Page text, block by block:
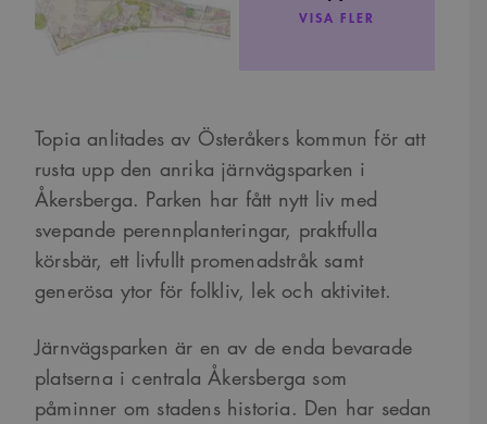
VISA FLER
Topia anlitades av Österåkers kommun för att
rusta upp den anrika järnvägsparken i
Åkersberga. Parken har fått nytt liv med
svepande perennplanteringar, praktfulla
körsbär, ett livfullt promenadstråk samt
generösa ytor för folkliv, lek och aktivitet.
Järnvägsparken är en av de enda bevarade
platserna i centrala Åkersberga som
påminner om stadens historia. Den har sedan